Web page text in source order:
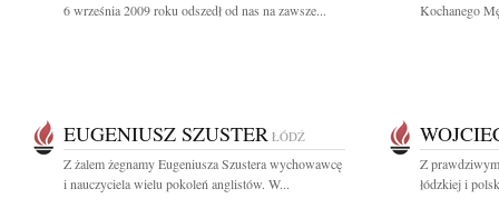
6 września 2009 roku odszedł od nas na zawsze...
Kochanego
EUGENIUSZ SZUSTER ŁÓDŹ
Z żalem żegnamy Eugeniusza Szustera wychowawcę
i nauczyciela wielu pokoleń anglistów. W...
Z
łódzkiej i